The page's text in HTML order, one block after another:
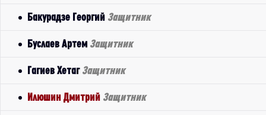
Бакурадзе Георгий Защитник
Буслаев Артем Защитник
Гагиев Хетаг Защитник
Илюшин Дмитрий Защитник